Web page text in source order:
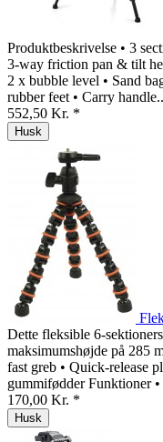
Produktbeskrivelse • 3
3-way friction pan & tilt
2 x bubble level • Sand
rubber feet • Carry
552,50 Kr. *
Husk
Dette fleksible 6-
maksimumshøjde på 285
fast greb • Quick-release
gummifødder Funktioner •
170,00 Kr. *
Husk